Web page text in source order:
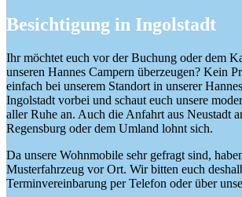
Besichtigung in Ingolstadt
Ihr möchtet euch vor der Buchung oder dem
unseren Hannes Campern überzeugen? Kein
einfach bei unserem Standort in unserer
Ingolstadt vorbei und schaut euch unsere
aller Ruhe an. Auch die Anfahrt aus Neustadt
Regensburg oder dem Umland lohnt sich.
Da unsere Wohnmobile sehr gefragt sind,
Musterfahrzeug vor Ort. Wir bitten euch
Terminvereinbarung per Telefon oder über